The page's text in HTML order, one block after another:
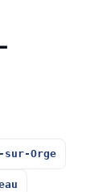
sur-Orge